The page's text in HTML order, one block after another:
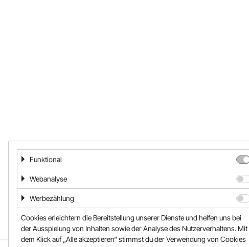
Funktional
Webanalyse
Werbezählung
Cookies erleichtern die Bereitstellung unserer Dienste und helfen uns bei
der Ausspielung von Inhalten sowie der Analyse des Nutzerverhaltens. Mit
dem Klick auf „Alle akzeptieren“ stimmst du der Verwendung von Cookies